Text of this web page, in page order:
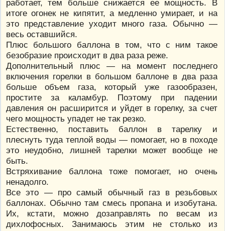
работает, тем больше снижается ее мощность. В
итоге огонек не кипятит, а медленно умирает, и на
это представление уходит много газа. Обычно —
весь оставшийся.
Плюс большого баллона в том, что с ним такое
безобразие происходит в два раза реже.
Дополнительный плюс — на момент последнего
включения горелки в большом баллоне в два раза
больше объем газа, который уже газообразен,
простите за каламбур. Поэтому при падении
давления он расширится и уйдет в горелку, за счет
чего мощность упадет не так резко.
Естественно, поставить баллон в тарелку и
плеснуть туда теплой воды — помогает, но в походе
это неудобно, лишней тарелки может вообще не
быть.
Встряхивание баллона тоже помогает, но очень
ненадолго.
Все это — про самый обычный газ в резьбовых
баллонах. Обычно там смесь пропана и изобутана.
Их, кстати, можно дозаправлять по весам из
дихлофосных. Занимаюсь этим не столько из